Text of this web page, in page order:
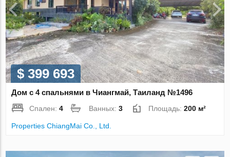
$ 399 693
Дом с 4 спальнями в Чиангмай, Таиланд №1496
Спален:4 Ванных:3 Площадь:200 м²
Properties ChiangMai Co., Ltd.